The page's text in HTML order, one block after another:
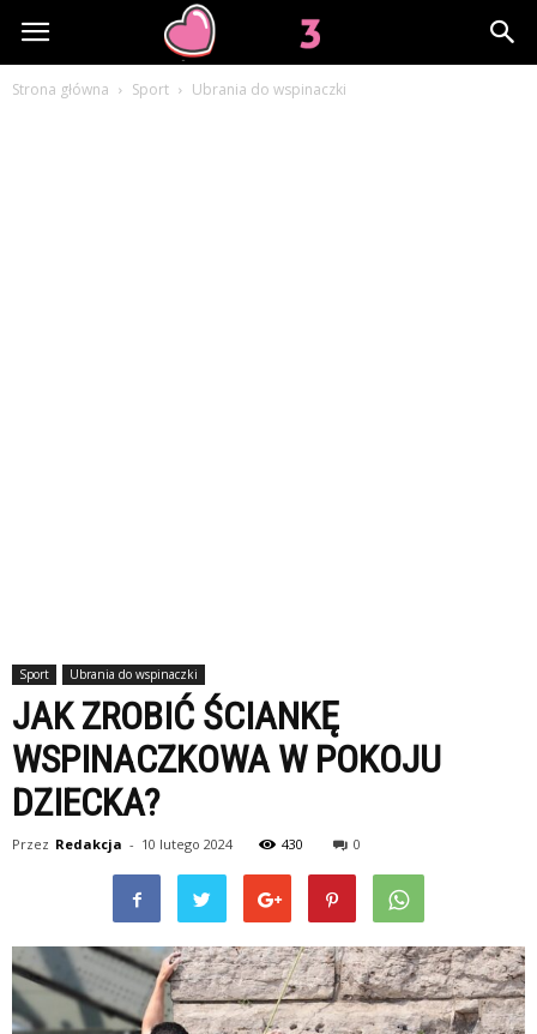
Lov3.pl
Strona główna Sport Ubrania do wspinaczki
Sport Ubrania do wspinaczki
JAK ZROBIĆ ŚCIANKĘ
WSPINACZKOWA W POKOJU
DZIECKA?
Przez Redakcja - 10 lutego 2024 430 0